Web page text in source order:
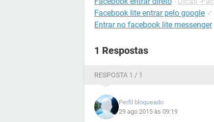
Facebook lite entrar pelo google ✓
Entrar no facebook lite messenger
1 Respostas
RESPOSTA 1 / 1
Perfil bloqueado
29 ago 2015 às 09:19